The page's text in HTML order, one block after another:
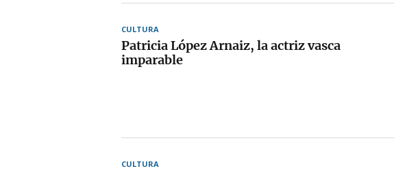
CULTURA
Patricia López Arnaiz, la actriz vasca
imparable
CULTURA